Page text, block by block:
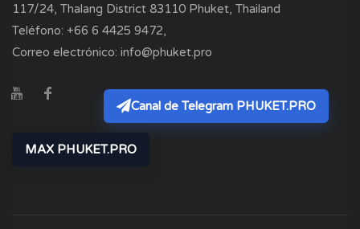
117/24, Thalang District 83110 Phuket, Thailand
Teléfono: +66 6 4425 9472
Correo electrónico: info@phuket.pro
Canal de Telegram PHUKET.PRO
MAX PHUKET.PRO